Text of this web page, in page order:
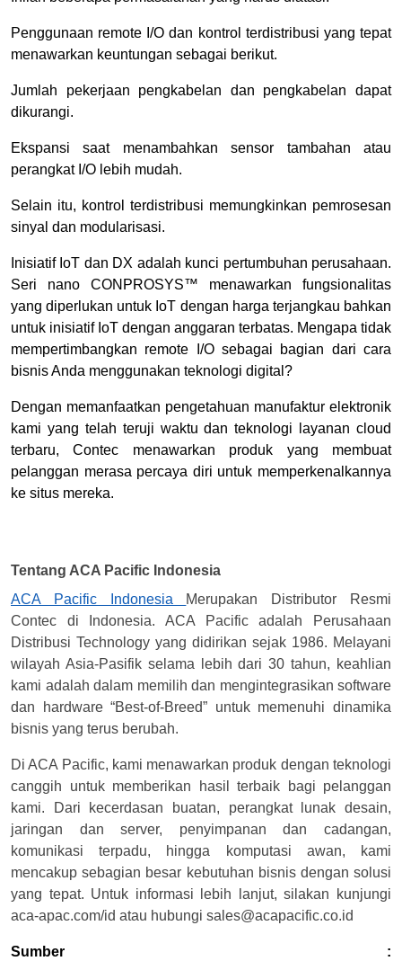
Penggunaan remote I/O dan kontrol terdistribusi yang tepat
menawarkan keuntungan sebagai berikut.
Jumlah pekerjaan pengkabelan dan pengkabelan dapat
dikurangi.
Ekspansi saat menambahkan sensor tambahan atau
perangkat I/O lebih mudah.
Selain itu, kontrol terdistribusi memungkinkan pemrosesan
sinyal dan modularisasi.
Inisiatif IoT dan DX adalah kunci pertumbuhan perusahaan.
Seri nano CONPROSYS™ menawarkan fungsionalitas
yang diperlukan untuk IoT dengan harga terjangkau bahkan
untuk inisiatif IoT dengan anggaran terbatas. Mengapa tidak
mempertimbangkan remote I/O sebagai bagian dari cara
bisnis Anda menggunakan teknologi digital?
Dengan memanfaatkan pengetahuan manufaktur elektronik
kami yang telah teruji waktu dan teknologi layanan cloud
terbaru, Contec menawarkan produk yang membuat
pelanggan merasa percaya diri untuk memperkenalkannya
ke situs mereka.
Tentang ACA Pacific Indonesia
ACA Pacific Indonesia Merupakan Distributor Resmi
Contec di Indonesia. ACA Pacific adalah Perusahaan
Distribusi Technology yang didirikan sejak 1986. Melayani
wilayah Asia-Pasifik selama lebih dari 30 tahun, keahlian
kami adalah dalam memilih dan mengintegrasikan software
dan hardware “Best-of-Breed” untuk memenuhi dinamika
bisnis yang terus berubah.
Di ACA Pacific, kami menawarkan produk dengan teknologi
canggih untuk memberikan hasil terbaik bagi pelanggan
kami. Dari kecerdasan buatan, perangkat lunak desain,
jaringan dan server, penyimpanan dan cadangan,
komunikasi terpadu, hingga komputasi awan, kami
mencakup sebagian besar kebutuhan bisnis dengan solusi
yang tepat. Untuk informasi lebih lanjut, silakan kunjungi
aca-apac.com/id atau hubungi sales@acapacific.co.id
Sumber :